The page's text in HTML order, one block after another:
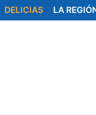
DELICIAS LA